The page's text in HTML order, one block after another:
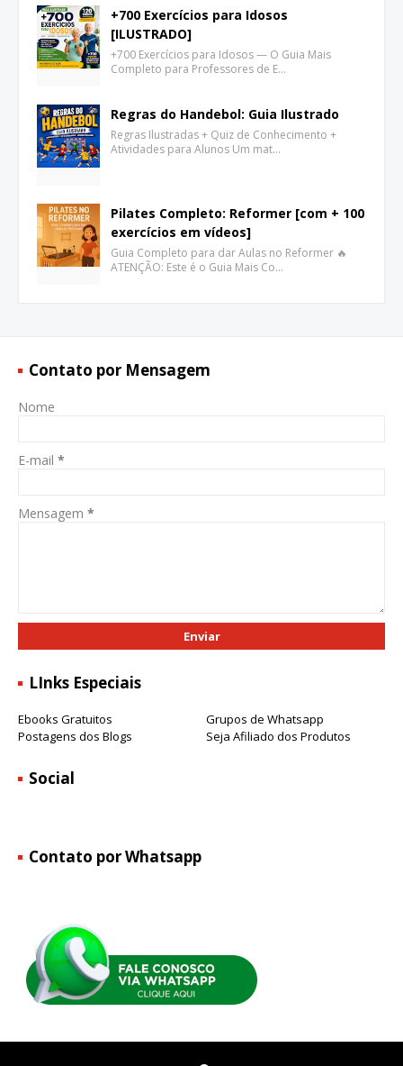
+700 Exercícios para Idosos
[ILUSTRADO]
+700 Exercícios para Idosos — O Guia Mais
Completo para Professores de E…
Regras do Handebol: Guia Ilustrado
Regras Ilustradas + Quiz de Conhecimento +
Atividades para Alunos Um mat…
Pilates Completo: Reformer [com + 100
exercícios em vídeos]
Guia Completo para dar Aulas no Reformer 🔥
ATENÇÃO: Este é o Guia Mais Co…
Contato por Mensagem
Nome
E-mail *
Mensagem *
LInks Especiais
Ebooks Gratuitos
Grupos de Whatsapp
Postagens dos Blogs
Seja Afiliado dos Produtos
Social
Contato por Whatsapp